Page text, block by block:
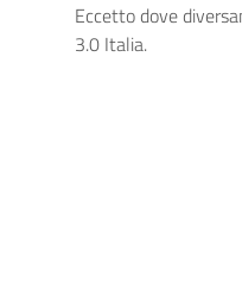
Eccetto dove
3.0 Italia.